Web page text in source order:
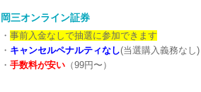
岡三オンライン証券
・ 事前入金なしで抽選に参加できます
・ キャンセルペナルティなし(当選購入義務なし)
・ 手数料が安い （99円〜）